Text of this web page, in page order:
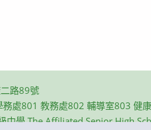
路89號
處801 教務處802 輔導室803 健
中學 The Affiliated Senior High